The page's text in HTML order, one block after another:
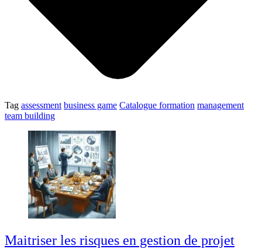
Tag assessment business game Catalogue formation management
team building
Maitriser les risques en gestion de projet